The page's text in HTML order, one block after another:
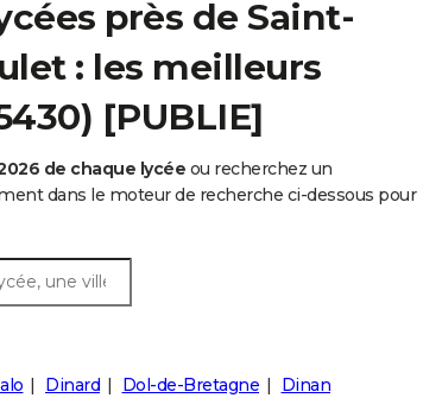
près de Saint-
: les meilleurs
[PUBLIE]
de chaque lycée ou recherchez un
dans le moteur de recherche ci-dessous pour
Dinard Dol-de-Bretagne Dinan